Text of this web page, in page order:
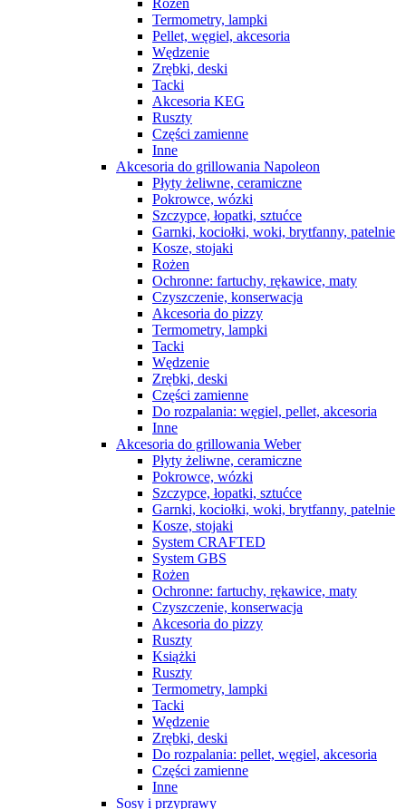
Rożen
Termometry, lampki
Pellet, węgiel, akcesoria
Wędzenie
Zrębki, deski
Tacki
Akcesoria KEG
Ruszty
Części zamienne
Inne
Akcesoria do grillowania Napoleon
Płyty żeliwne, ceramiczne
Pokrowce, wózki
Szczypce, łopatki, sztućce
Garnki, kociołki, woki, brytfanny, patelnie
Kosze, stojaki
Rożen
Ochronne: fartuchy, rękawice, maty
Czyszczenie, konserwacja
Akcesoria do pizzy
Termometry, lampki
Tacki
Wędzenie
Zrębki, deski
Części zamienne
Do rozpalania: węgiel, pellet, akcesoria
Inne
Akcesoria do grillowania Weber
Płyty żeliwne, ceramiczne
Pokrowce, wózki
Szczypce, łopatki, sztućce
Garnki, kociołki, woki, brytfanny, patelnie
Kosze, stojaki
System CRAFTED
System GBS
Rożen
Ochronne: fartuchy, rękawice, maty
Czyszczenie, konserwacja
Akcesoria do pizzy
Ruszty
Książki
Ruszty
Termometry, lampki
Tacki
Wędzenie
Zrębki, deski
Do rozpalania: pellet, węgiel, akcesoria
Części zamienne
Inne
Sosy i przyprawy